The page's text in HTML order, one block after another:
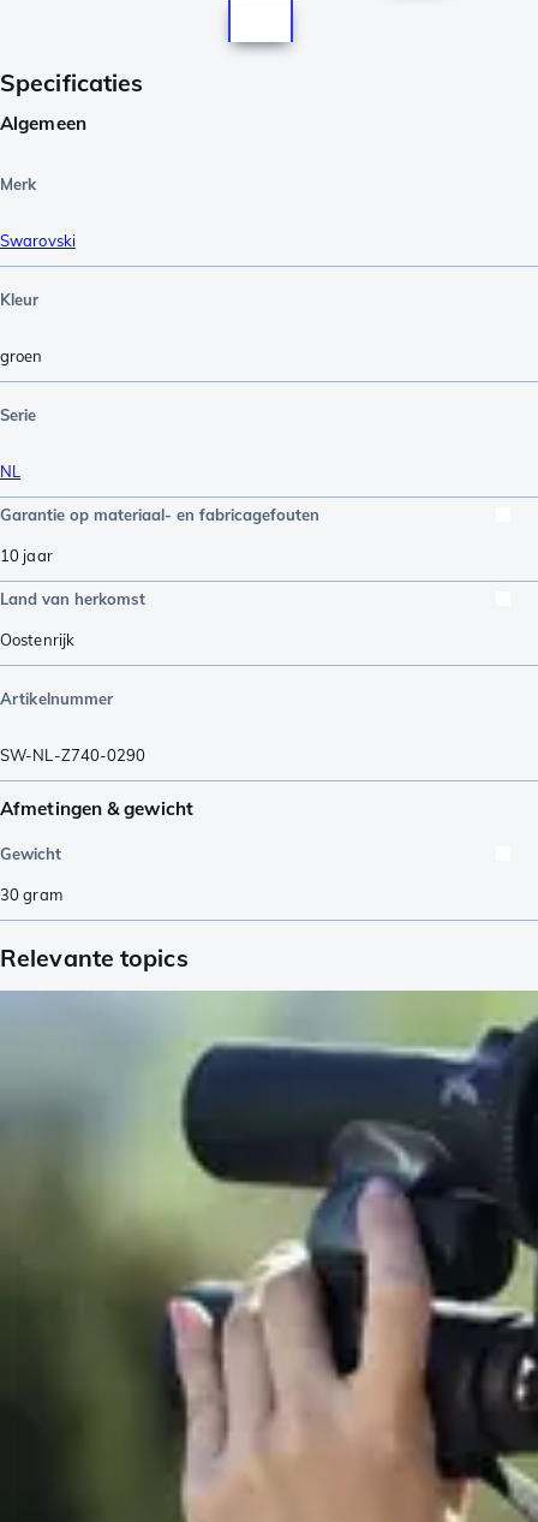
Specificaties
Algemeen
Merk
Swarovski
Kleur
groen
Serie
NL
Garantie op materiaal- en fabricagefouten
10 jaar
Land van herkomst
Oostenrijk
Artikelnummer
SW-NL-Z740-0290
Afmetingen & gewicht
Gewicht
30gram
Relevante topics